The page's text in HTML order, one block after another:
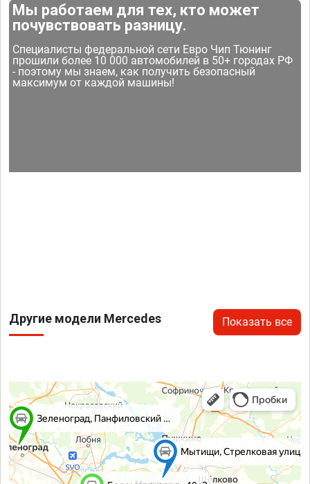
Мы работаем для тех, кто может
почувствовать разницу.
Специалисты федеральной сети Евро Чип Тюнинг
прошили более 10 000 автомобилей в 50+ городах РФ
- поэтому мы знаем, как получить безопасный
максимум от каждой машины!
Другие модели Mercedes Показать все